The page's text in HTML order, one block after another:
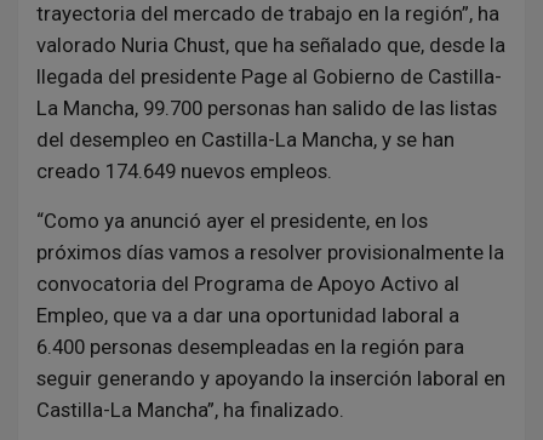
trayectoria del mercado de trabajo en la región”, ha
valorado Nuria Chust, que ha señalado que, desde la
llegada del presidente Page al Gobierno de Castilla-
La Mancha, 99.700 personas han salido de las listas
del desempleo en Castilla-La Mancha, y se han
creado 174.649 nuevos empleos.
“Como ya anunció ayer el presidente, en los
próximos días vamos a resolver provisionalmente la
convocatoria del Programa de Apoyo Activo al
Empleo, que va a dar una oportunidad laboral a
6.400 personas desempleadas en la región para
seguir generando y apoyando la inserción laboral en
Castilla-La Mancha”, ha finalizado.